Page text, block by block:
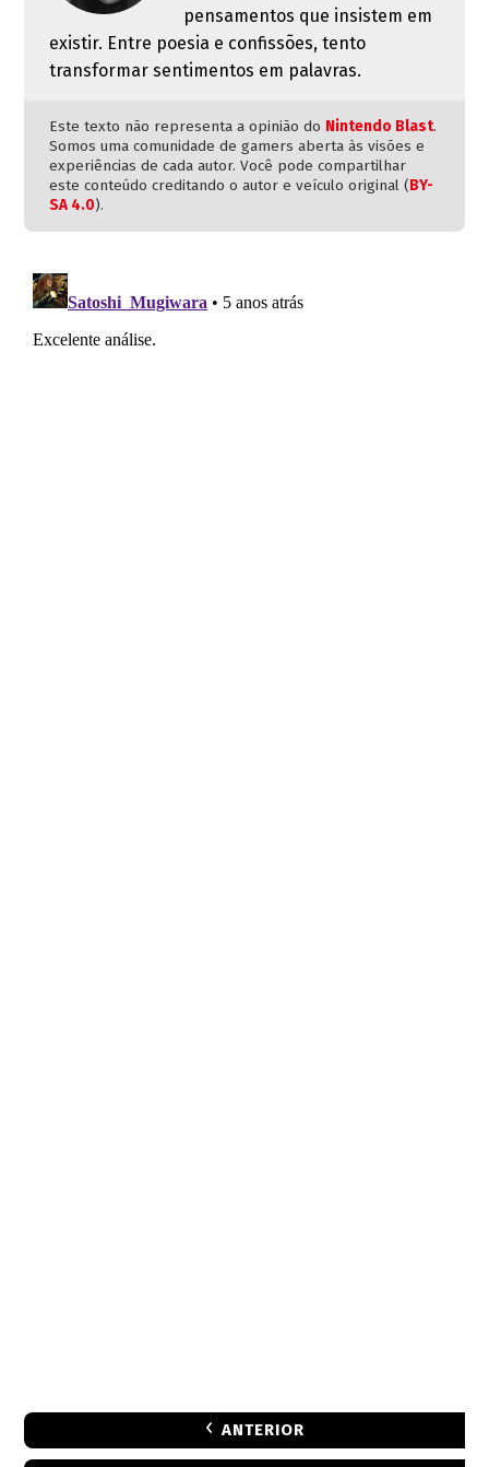
pensamentos que insistem em
existir. Entre poesia e confissões, tento
transformar sentimentos em palavras.
Este texto não representa a opinião do Nintendo Blast.
Somos uma comunidade de gamers aberta às visões e
experiências de cada autor. Você pode compartilhar
este conteúdo creditando o autor e veículo original (BY-
SA 4.0).
ANTERIOR